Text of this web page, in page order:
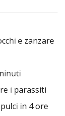
e zanzare
i parassiti
in 4 ore